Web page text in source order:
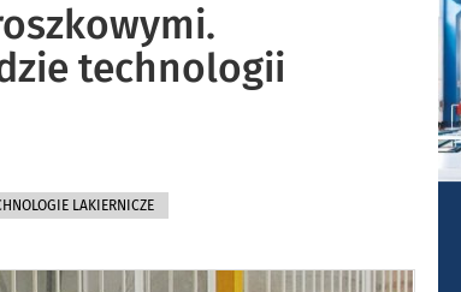
technologii
LAKIERNICZE